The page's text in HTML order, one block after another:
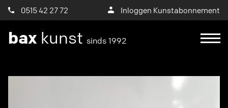
0515 42 27 72 Inloggen Kunstabonnement
bax kunst sinds 1992